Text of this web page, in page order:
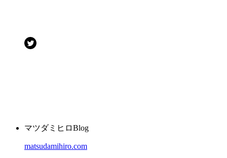
マツダミヒロBlog
matsudamihiro.com